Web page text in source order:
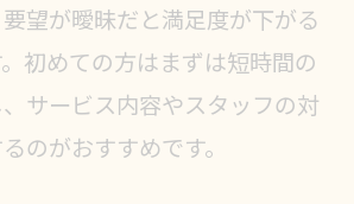
望が曖昧だと満足度が下がる
初めての方はまずは短時間の
サービス内容やスタッフの対
のがおすすめです。